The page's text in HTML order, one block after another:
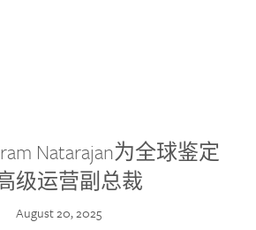
Natarajan为全球鉴定
级运营副总裁
August 20, 2025